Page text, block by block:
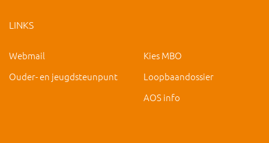
LINKS
Webmail
Ouder- en jeugdsteunpunt
Kies MBO
Loopbaandossier
AOS info